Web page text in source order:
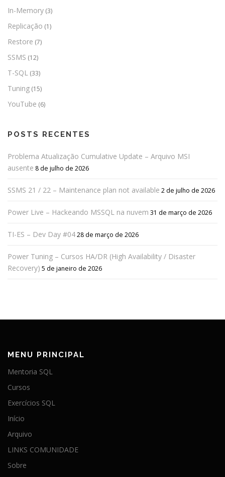
In-Memory (3)
Replicação (1)
Restore (7)
SSMS (12)
T-SQL (33)
Tuning (15)
YouTube (6)
POSTS RECENTES
Problema Atualização Cumulative Update – Arquivo MSI
ausente 8 de julho de 2026
SSMS 21 / 22 – Maintenance plan not available 2 de julho de 2026
Power Live – Hackeando MSSQL na nuvem 31 de março de 2026
TI-ES – Dev Day #0428 de março de 2026
Power Tuning – Cursos HA/DR (High Availability / Disaster
Recovery) 5 de janeiro de 2026
MENU PRINCIPAL
Mentoria SQL
Cursos
Exercícios SQL
Início
Arquivo
LINKS COMUNIDADE
Sobre